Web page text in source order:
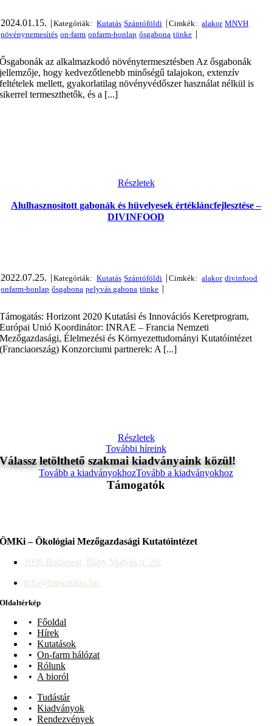
2024.01.15. |
|
|
Ősgabonák az alkalmazkodó növénytermesztésben Az ősgabonák
jellemzője, hogy kedvezőtlenebb minőségű talajokon, extenzív
feltételek mellett, gyakorlatilag növényvédőszer használat nélkül is
sikerrel termeszthetők, és a [...]
Részletek
Alulhasznosított gabonák és hüvelyesek értékláncfejlesztése –
DIVINFOOD
2022.07.25. |
|
|
Támogatás: Horizont 2020 Kutatási és Innovációs Keretprogram,
Európai Unió Koordinátor: INRAE – Francia Nemzeti
Mezőgazdasági, Élelmezési és Környezettudományi Kutatóintézet
(Franciaország) Konzorciumi partnerek: A [...]
Részletek
További híreink
Válassz letölthető szakmai kiadványaink közül!
Tovább a kiadványokhozTovább a kiadványokhoz
Támogatók
ÖMKi – Ökológiai Mezőgazdasági Kutatóintézet
1038 Budapest, Ráby Mátyás u. 26.
info@biokutatas.hu
Oldaltérkép
Főoldal
Hírek
Kutatások
On-farm hálózat
Rólunk
A bioról
Tudástár
Kiadványok
Rendezvények